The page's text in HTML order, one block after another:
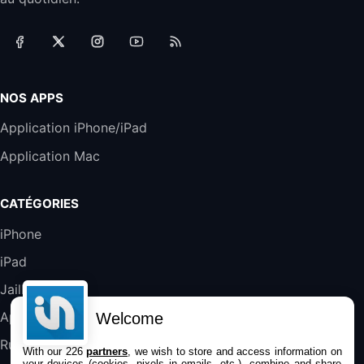
Téléphones de Bureau
Harman Kardon SoundSticks 5 Haut-Parleur
289,47€
Galaxy S25 FE 6,7\" 5G Nano SIM 128 Go
Blanc
357,4€
Jeu FIFA 20 sur PC (code à télécharger)
45,98€57,99€Rue Du Commerce (Vendeur Tiers)
NOS APPS
Application iPhone/iPad
Application Mac
CATÉGORIES
iPhone
iPad
Jailbreak
Applications
Rumeurs
Welcome
With our 226partners , we wish to store and access information on